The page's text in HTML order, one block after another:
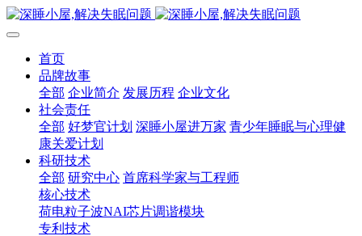
首页
品牌故事
全部 企业简介 发展历程 企业文化
社会责任
全部 好梦官计划 深睡小屋进万家 青少年睡眠与心理健
康关爱计划
科研技术
全部 研究中心 首席科学家与工程师
核心技术
荷电粒子波NAI芯片调谐模块
专利技术